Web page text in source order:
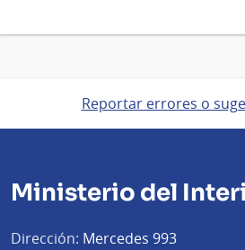
Reportar errores o
Ministerio del
Dirección: Mercedes 993